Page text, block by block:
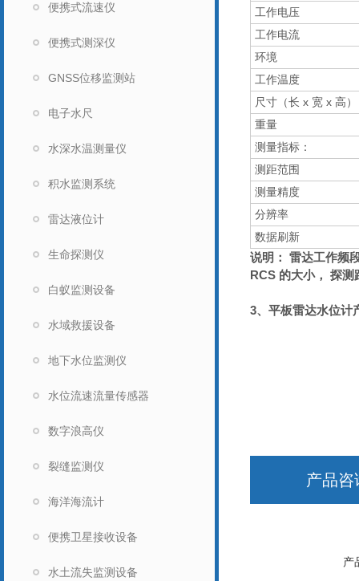
便携式流速仪
便携式测深仪
GNSS位移监测站
电子水尺
水深水温测量仪
积水监测系统
雷达液位计
生命探测仪
白蚁监测设备
水域救援设备
地下水位监测仪
水位流速流量传感器
数字浪高仪
裂缝监测仪
海洋海流计
便携卫星接收设备
水土流失监测设备
工作电压
工作电流
环境
工作温度
尺寸（长 x 宽 x 高）
重量
测量指标：
测距范围
测量精度
分辨率
数据刷新
说明： 雷达工作频
RCS 的大小， 探
3、 平板雷达水位计
产品咨
产